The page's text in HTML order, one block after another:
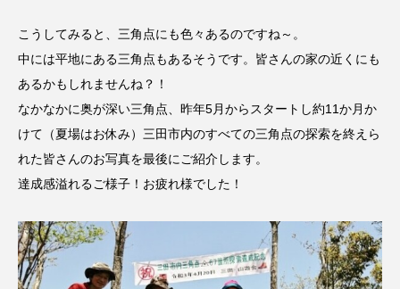
エミリー・ワトソン エリーザ・シュロット
エル・ファニング
エンターテインメント オダギリジョー
オダギリ・ジョー オム・ハヌル
カフェテラス カラーモンスター
こうしてみると、三角点にも色々あるのですね～。
中には平地にある三角点もあるそうです。皆さんの家の近くにも
あるかもしれませんね？！
なかなかに奥が深い三角点、昨年5月からスタートし約11か月か
けて（夏場はお休み）三田市内のすべての三角点の探索を終えら
れた皆さんのお写真を最後にご紹介します。
達成感溢れるご様子！お疲れ様でした！